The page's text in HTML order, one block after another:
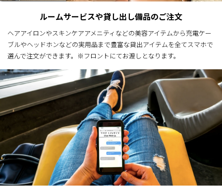
ルームサービスや貸し出し備品のご注文
ヘアアイロンやスキンケアアメニティなどの美容アイテムから充電ケー
ブルやヘッドホンなどの実用品まで豊富な貸出アイテムを全てスマホで
選んで注文ができます。※フロントにてお渡しとなります。